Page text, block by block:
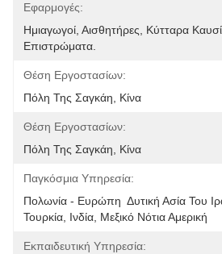
Εφαρμογές:
Ημιαγωγοί, Αισθητήρες, Κύτταρα
Επιστρώματα.
Θέση Εργοστασίων:
Πόλη Της Σαγκάη, Κίνα
Θέση Εργοστασίων:
Πόλη Της Σαγκάη, Κίνα
Παγκόσμια Υπηρεσία:
Πολωνία - Ευρώπη  Δυτική Ασία Του
Τουρκία, Ινδία, Μεξικό Νότια Αμερική
Εκπαιδευτική Υπηρεσία: